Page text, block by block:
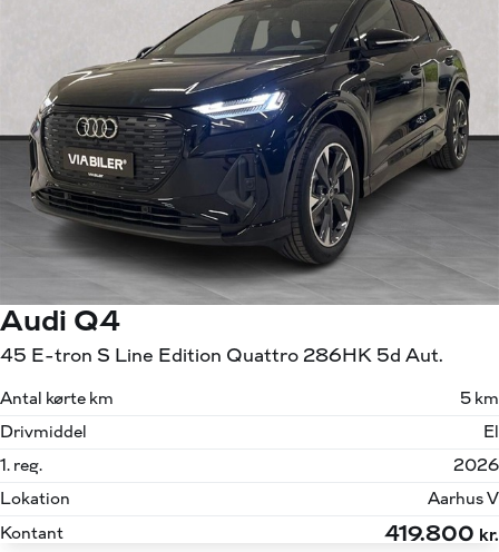
Audi Q4
45 E-tron S Line Edition Quattro 286HK 5d Aut.
Antal kørte km
5 km
Drivmiddel
El
1. reg.
2026
Lokation
Aarhus V
Kontant
419.800 kr.